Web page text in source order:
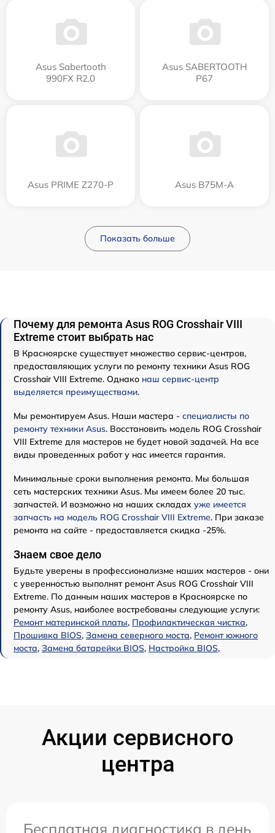
Asus Sabertooth
990FX R2.0
Asus SABERTOOTH
P67
Asus PRIME Z270-P Asus B75M-A
Показать больше
Почему для ремонта Asus ROG Crosshair VIII
Extreme стоит выбрать нас
В Красноярске существует множество сервис-центров,
предоставляющих услуги по ремонту техники Asus ROG
Crosshair VIII Extreme. Однако наш сервис-центр
выделяется преимуществами.
Мы ремонтируем Asus. Наши мастера - специалисты по
ремонту техники Asus. Восстановить модель ROG Crosshair
VIII Extreme для мастеров не будет новой задачей. На все
виды проведенных работ у нас имеется гарантия.
Минимальные сроки выполнения ремонта. Мы большая
сеть мастерских техники Asus. Мы имеем более 20 тыс.
запчастей. И возможно на наших складах уже имеется
запчасть на модель ROG Crosshair VIII Extreme. При заказе
ремонта на сайте - предоставляется скидка -25%.
Знаем свое дело
Будьте уверены в профессионализме наших мастеров - они
с уверенностью выполнят ремонт Asus ROG Crosshair VIII
Extreme. По данным наших мастеров в Красноярске по
ремонту Asus, наиболее востребованы следующие услуги:
Ремонт материнской платы, Профилактическая чистка,
Прошивка BIOS, Замена северного моста, Ремонт южного
моста, Замена батарейки BIOS, Настройка BIOS,
Акции сервисного
центра
Бесплатная диагностика в день